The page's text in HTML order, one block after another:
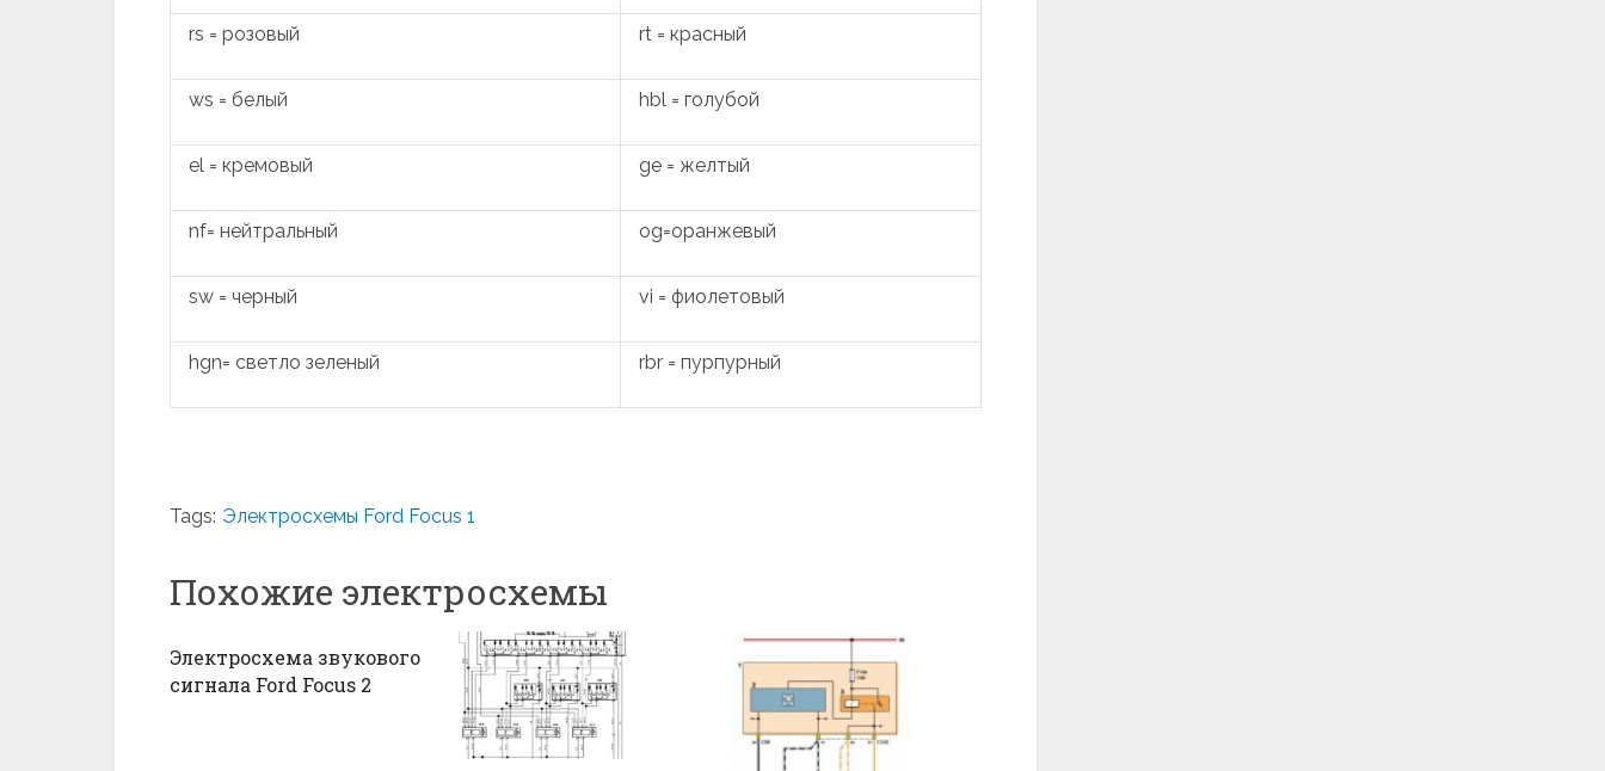
rs = розовый rt = красный
ws = белый hbl = голубой
el = кремовый ge = желтый
nf= нейтральный og=оранжевый
sw = черный vi = фиолетовый
hgn= светло зеленый rbr = пурпурный
Tags: Электросхемы Ford Focus 1
Похожие электросхемы
Электросхема звукового
сигнала Ford Focus 2